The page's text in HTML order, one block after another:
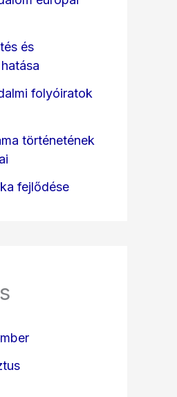
és
folyóiratok
történetének
fejlődése